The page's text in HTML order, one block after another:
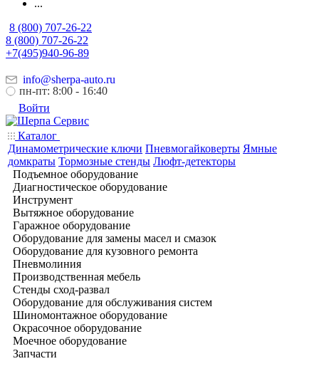
...
8 (800) 707-26-22
8 (800) 707-26-22
+7(495)940-96-89
info@sherpa-auto.ru
пн-пт: 8:00 - 16:40
Войти
Каталог
Динамометрические ключи Пневмогайковерты Ямные
домкраты Тормозные стенды Люфт-детекторы
Подъемное оборудование
Диагностическое оборудование
Инструмент
Вытяжное оборудование
Гаражное оборудование
Оборудование для замены масел и смазок
Оборудование для кузовного ремонта
Пневмолиния
Производственная мебель
Стенды сход-развал
Оборудование для обслуживания систем
Шиномонтажное оборудование
Окрасочное оборудование
Моечное оборудование
Запчасти